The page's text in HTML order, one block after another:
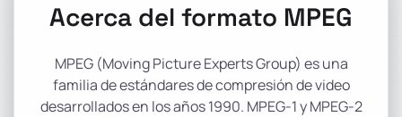
Acerca del formato MPEG
MPEG (Moving Picture Experts Group) es una
familia de estándares de compresión de video
desarrollados en los años 1990. MPEG-1 y MPEG-2